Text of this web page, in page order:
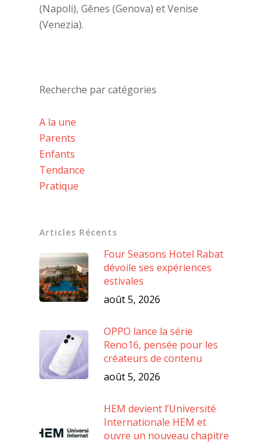
(Napoli), Gênes (Genova) et Venise
(Venezia).
Recherche par catégories
A la une
Parents
Enfants
Tendance
Pratique
Articles Récents
Four Seasons Hotel Rabat
dévoile ses expériences
estivales
août 5, 2026
OPPO lance la série
Reno16, pensée pour les
créateurs de contenu
août 5, 2026
HEM devient l’Université
Internationale HEM et
ouvre un nouveau chapitre